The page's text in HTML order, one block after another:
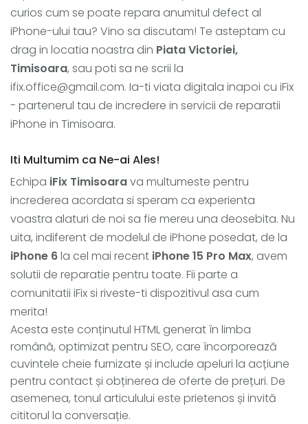
curios cum se poate repara anumitul defect al
iPhone-ului tau? Vino sa discutam! Te asteptam cu
drag in locatia noastra din Piata Victoriei,
Timisoara, sau poti sa ne scrii la
ifix.office@gmail.com. Ia-ti viata digitala inapoi cu iFix
- partenerul tau de incredere in servicii de reparatii
iPhone in Timisoara.
Iti Multumim ca Ne-ai Ales!
Echipa iFix Timisoarava multumeste pentru
increderea acordata si speram ca experienta
voastra alaturi de noi sa fie mereu una deosebita. Nu
uita, indiferent de modelul de iPhone posedat, de la
iPhone 6la cel mai recent iPhone 15 Pro Max, avem
solutii de reparatie pentru toate. Fii parte a
comunitatii iFix si riveste-ti dispozitivul asa cum
merita!
Acesta este conținutul HTML generat în limba
română, optimizat pentru SEO, care încorporează
cuvintele cheie furnizate și include apeluri la acțiune
pentru contact și obținerea de oferte de prețuri. De
asemenea, tonul articulului este prietenos și invită
cititorul la conversație.